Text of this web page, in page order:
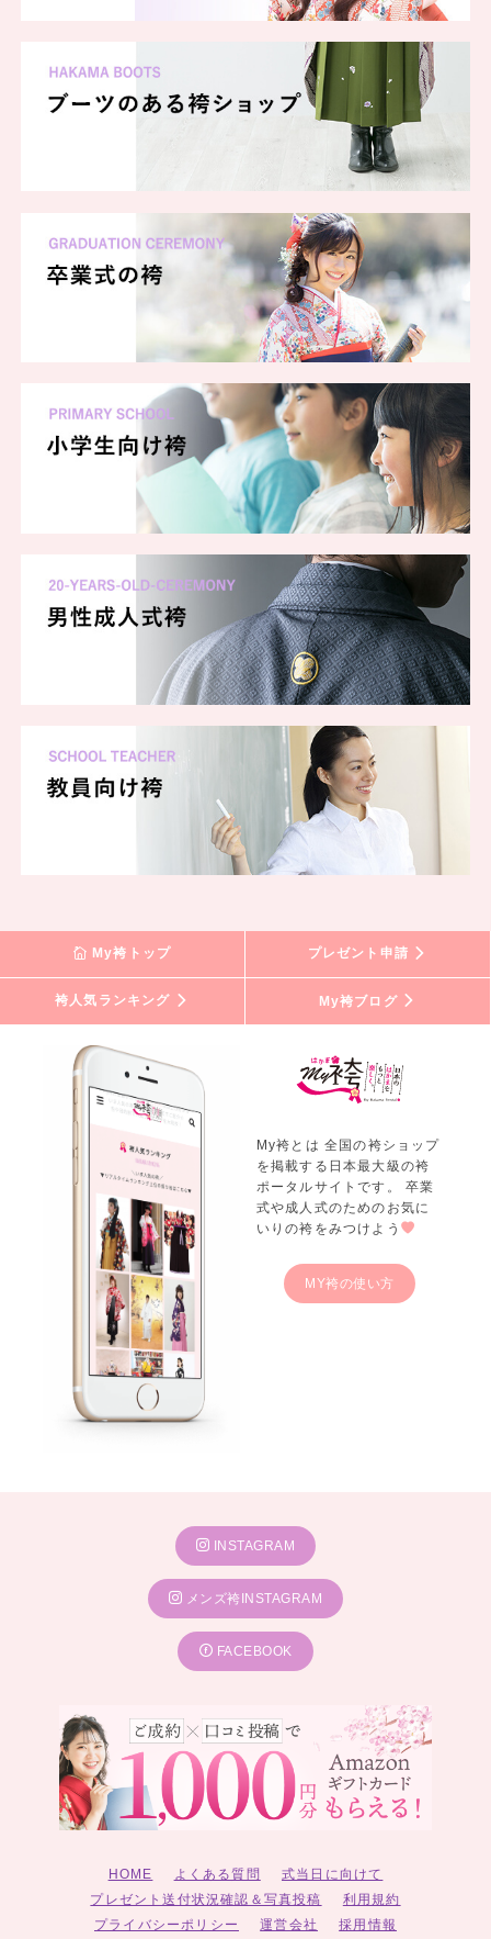
My袴トップ プレゼント申請
袴人気ランキング My袴ブログ
My袴とは 全国の袴ショップ
を掲載する日本最大級の袴
ポータルサイトです。 卒業
式や成人式のためのお気に
いりの袴をみつけよう
MY袴の使い方
INSTAGRAM
メンズ袴INSTAGRAM
FACEBOOK
HOME よくある質問
式当日に向けて
プレゼント送付状況確認＆写真投稿
利用規約
プライバシーポリシー
運営会社 採用情報